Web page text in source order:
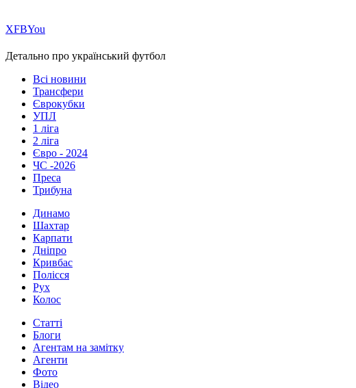
ХFBYou
Детально про український футбол
Всі новини
Трансфери
Єврокубки
УПЛ
1 ліга
2 ліга
Євро - 2024
ЧС -2026
Преса
Трибуна
Динамо
Шахтар
Карпати
Дніпро
Кривбас
Полісся
Рух
Колос
Статті
Блоги
Агентам на замітку
Агенти
Фото
Відео